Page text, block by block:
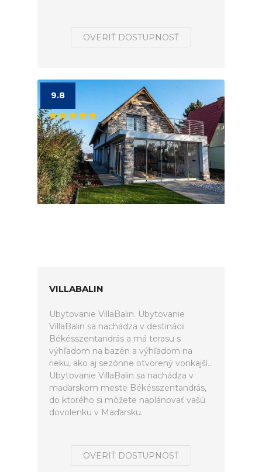
OVERIŤ DOSTUPNOSŤ
9.8
VILLABALIN
Ubytovanie VillaBalin. Ubytovanie
VillaBalin sa nachádza v destinácii
Békésszentandrás a má terasu s
výhľadom na bazén a výhľadom na
rieku, ako aj sezónne otvorený vonkajší...
Ubytovanie VillaBalin sa nachádza v
maďarskom meste Békésszentandrás,
do ktorého si môžete naplánovať vašú
dovolenku v Maďarsku.
OVERIŤ DOSTUPNOSŤ